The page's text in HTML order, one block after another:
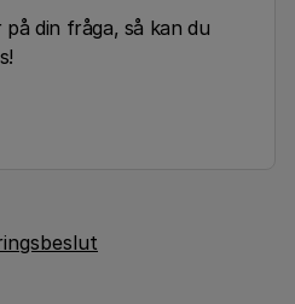
din fråga, så kan du